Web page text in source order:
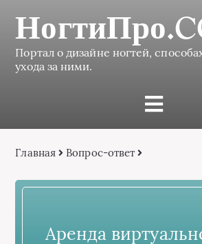
Портал о дизайне ногтей,
ухода за ними.
Главная Вопрос-ответ
Аренда